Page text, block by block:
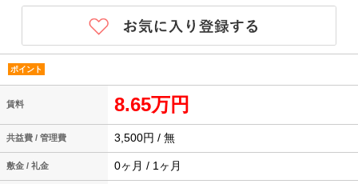
ポイント
賃料 8.65万円
共益費 / 管理費 3,500円 / 無
敷金 / 礼金 0ヶ月 / 1ヶ月